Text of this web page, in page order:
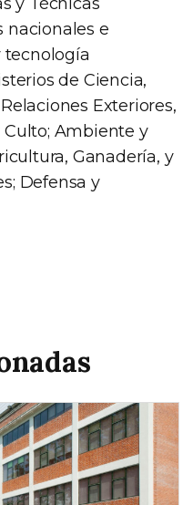
nacionales e
tecnología
de Ciencia,
Exteriores,
Ambiente y
Ganadería, y
Defensa y